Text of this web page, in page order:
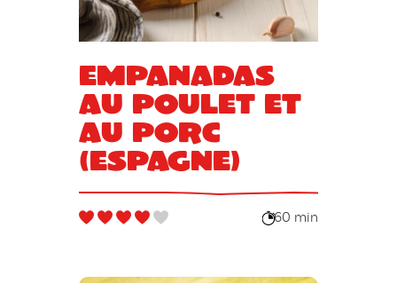
Empanadas
au poulet et
au porc
(Espagne)
60 min